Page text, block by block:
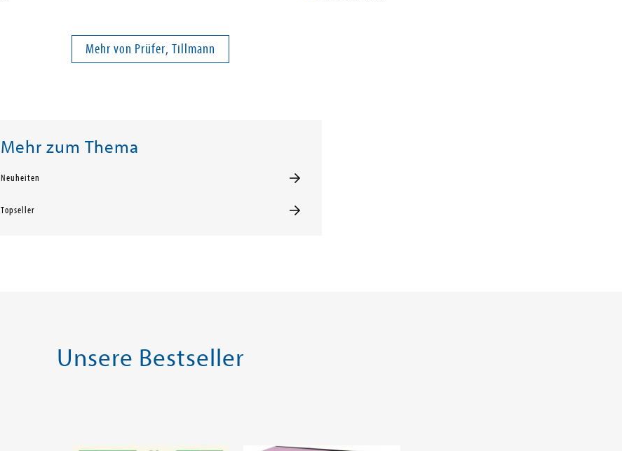
Mehr von Prüfer, Tillmann
Mehr zum Thema
Neuheiten
Topseller
Unsere Bestseller